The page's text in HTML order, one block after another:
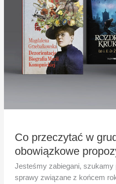
Co przeczytać w
obowiązkowe
Jesteśmy zabiegani,
sprawy związane z końcem
obowiązkowe
propozycje